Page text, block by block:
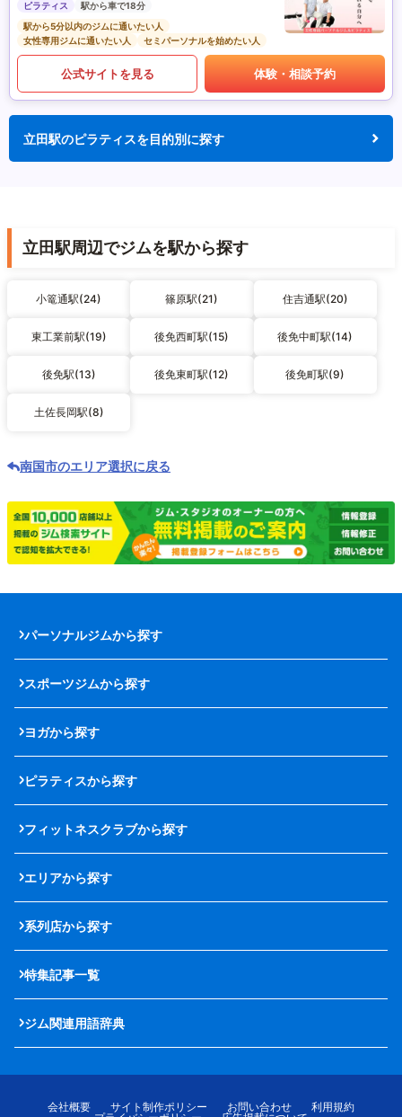
ピラティス
駅から車で18分
駅から5分以内のジムに通いたい人
女性専用ジムに通いたい人
セミパーソナルを始めたい人
公式サイトを見る 体験・相談予約
立田駅のピラティスを目的別に探す
立田駅周辺でジムを駅から探す
小篭通駅(24) 篠原駅(21) 住吉通駅(20)
東工業前駅(19) 後免西町駅(15) 後免中町駅(14)
後免駅(13) 後免東町駅(12) 後免町駅(9)
土佐長岡駅(8)
南国市のエリア選択に戻る
パーソナルジムから探す
スポーツジムから探す
ヨガから探す
ピラティスから探す
フィットネスクラブから探す
エリアから探す
系列店から探す
特集記事一覧
ジム関連用語辞典
会社概要 サイト制作ポリシー お問い合わせ
利用規約